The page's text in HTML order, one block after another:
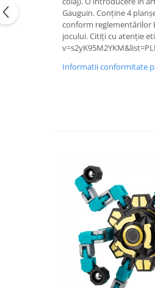
Gauguin. Conține 4
conform reglementărilor
jocului. Citiți cu atenție
Informatii conformitate